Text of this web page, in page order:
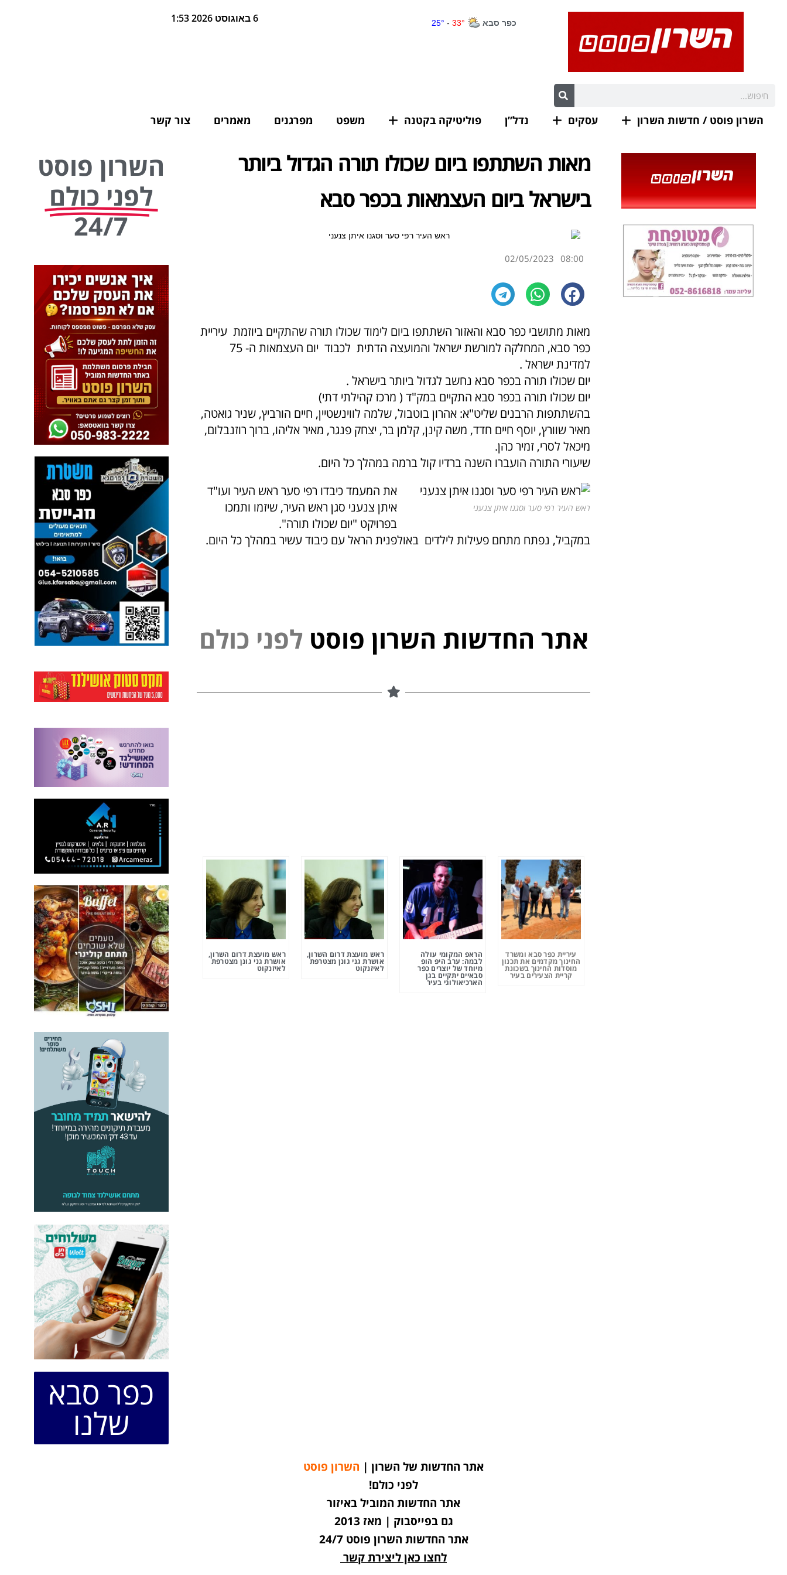
6 באוגוסט 2026 1:53
השרון פוסט / חדשות השרון עסקים נדל”ן פוליטיקה בקטנה משפט מפרגנים מאמרים צור קשר
מאות השתתפו ביום שכולו תורה הגדול ביותר
בישראל ביום העצמאות בכפר סבא
08:00
02/05/2023
מאות מתושבי כפר סבא והאזור השתתפו ביום לימוד שכולו תורה שהתקיים ביוזמת עיריית
כפר סבא, המחלקה למורשת ישראל והמועצה הדתית לכבוד יום העצמאות ה- 75
למדינת ישראל .
יום שכולו תורה בכפר סבא נחשב לגדול ביותר בישראל .
יום שכולו תורה בכפר סבא התקיים במק"ד ( מרכז קהילתי דתי)
בהשתתפות הרבנים שליט"א: אהרון בוטבול, שלמה לווינשטיין, חיים הורביץ, שניר גואטה,
מאיר שוורץ, יוסף חיים חדד, משה קינן, קלמן בר, יצחק פנגר, מאיר אליהו, ברוך רוזנבלום,
מיכאל לסרי, זמיר כהן.
שיעורי התורה הועברו השנה ברדיו קול ברמה במהלך כל היום.
ראש העיר רפי סער וסגנו איתן צנעני
את המעמד כיבדו רפי סער ראש העיר ועו"ד
איתן צנעני סגן ראש העיר, שיזמו ותמכו
בפרויקט "יום שכולו תורה".
במקביל, נפתח מתחם פעילות לילדים באולפנית הראל עם כיבוד עשיר במהלך כל היום.
אתר החדשות השרון פוסט ל ם פניכול ם
עיריית כפר סבא ומשרד
החינוך מקדמים את תכנון
מוסדות החינוך בשכונת
קריית הצעירים בעיר
הראפ המקומי עולה
לבמה: ערב היפ הופ
מיוחד של יוצרים כפר
סבאיים יתקיים בגן
הארכיאולוגי בעיר
ראש מועצת דרום השרון,
אושרת גני גונן מצטרפת
לאיזנקוט
ראש מועצת דרום השרון,
אושרת גני גונן מצטרפת
לאיזנקוט
השרון פוסט
לפני כולם
24/7
כפר סבא
שלנו
אתר החדשות של השרון | השרון פוסט
לפני כולם!
אתר החדשות המוביל באיזור
גם בפייסבוק | מאז 2013
אתר החדשות השרון פוסט 24/7
לחצו כאן ליצירת קשר